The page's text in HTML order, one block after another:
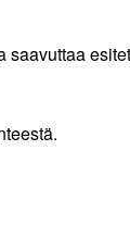
saavuttaa